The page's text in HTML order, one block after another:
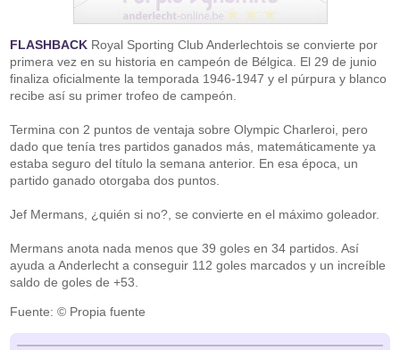
FLASHBACK Royal Sporting Club Anderlechtois se convierte por
primera vez en su historia en campeón de Bélgica. El 29 de junio
finaliza oficialmente la temporada 1946-1947 y el púrpura y blanco
recibe así su primer trofeo de campeón.
Termina con 2 puntos de ventaja sobre Olympic Charleroi, pero
dado que tenía tres partidos ganados más, matemáticamente ya
estaba seguro del título la semana anterior. En esa época, un
partido ganado otorgaba dos puntos.
Jef Mermans, ¿quién si no?, se convierte en el máximo goleador.
Mermans anota nada menos que 39 goles en 34 partidos. Así
ayuda a Anderlecht a conseguir 112 goles marcados y un increíble
saldo de goles de +53.
Fuente: © Propia fuente